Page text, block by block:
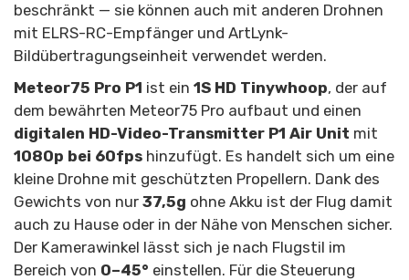
beschränkt — sie können auch mit anderen Drohnen
mit ELRS-RC-Empfänger und ArtLynk-
Bildübertragungseinheit verwendet werden.
Meteor75 Pro P1 ist ein 1S HD Tinywhoop, der auf
dem bewährten Meteor75 Pro aufbaut und einen
digitalen HD-Video-Transmitter P1 Air Unit mit
1080p bei 60fps hinzufügt. Es handelt sich um eine
kleine Drohne mit geschützten Propellern. Dank des
Gewichts von nur 37,5g ohne Akku ist der Flug damit
auch zu Hause oder in der Nähe von Menschen sicher.
Der Kamerawinkel lässt sich je nach Flugstil im
Bereich von 0–45° einstellen. Für die Steuerung